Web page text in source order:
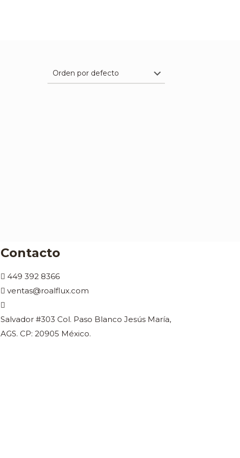
Contacto
449 392 8366
ventas@roalflux.com
Salvador #303 Col. Paso Blanco Jesús María,
AGS. CP: 20905 México.